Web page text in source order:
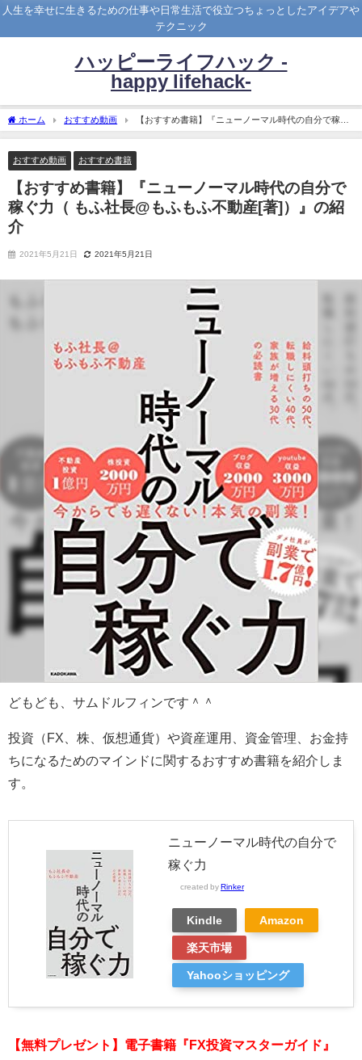
人生を幸せに生きるための仕事や日常生活で役立つちょっとしたアイデアや
テクニック
ハッピーライフハック -
happy lifehack-
ホーム おすすめ動画
【おすすめ書籍】『ニューノーマル時代の自分で稼ぐ
力（ もふ社長@もふもふ不動産[著]）』の紹介
おすすめ動画 おすすめ書籍
【おすすめ書籍】『ニューノーマル時代の自分で
稼ぐ力（ もふ社長@もふもふ不動産[著]）』の紹
介
2021年5月21日 2021年5月21日
どもども、サムドルフィンです＾＾
投資（FX、株、仮想通貨）や資産運用、資金管理、お金持
ちになるためのマインドに関するおすすめ書籍を紹介しま
す。
ニューノーマル時代の自分で
稼ぐ力
created by Rinker
Kindle Amazon
楽天市場
Yahooショッピング
【無料プレゼント】電子書籍『FX投資マスターガイド』